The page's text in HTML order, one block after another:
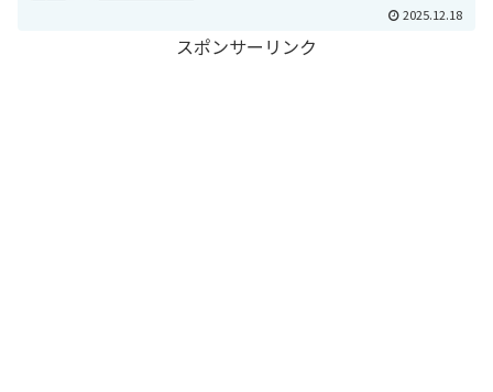
2025.12.18
スポンサーリンク